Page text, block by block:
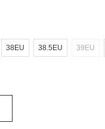
38EU 38.5EU 39EU